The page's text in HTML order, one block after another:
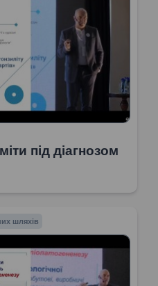
під діагнозом
шляхів